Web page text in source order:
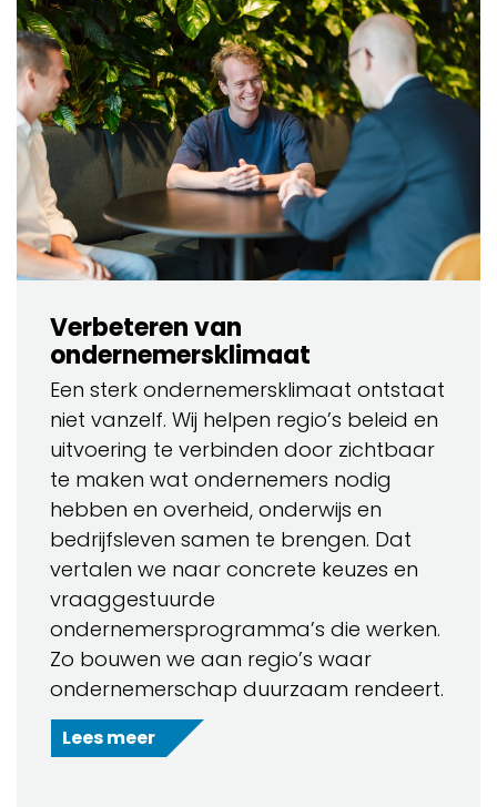
Verbeteren van
ondernemersklimaat
Een sterk ondernemersklimaat ontstaat
niet vanzelf. Wij helpen regio’s beleid en
uitvoering te verbinden door zichtbaar
te maken wat ondernemers nodig
hebben en overheid, onderwijs en
bedrijfsleven samen te brengen. Dat
vertalen we naar concrete keuzes en
vraaggestuurde
ondernemersprogramma’s die werken.
Zo bouwen we aan regio’s waar
ondernemerschap duurzaam rendeert.
Lees meer